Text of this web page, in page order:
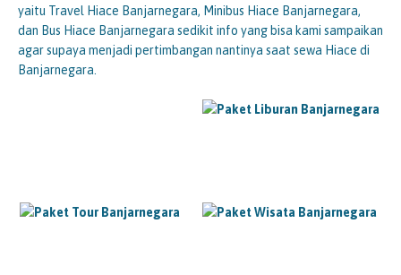
yaitu Travel Hiace Banjarnegara, Minibus Hiace Banjarnegara,
dan Bus Hiace Banjarnegara sedikit info yang bisa kami sampaikan
agar supaya menjadi pertimbangan nantinya saat sewa Hiace di
Banjarnegara.